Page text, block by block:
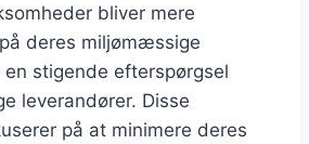
bliver mere
deres miljømæssige
stigende efterspørgsel
leverandører. Disse
på at minimere deres